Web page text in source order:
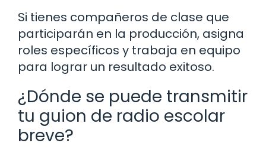
Si tienes compañeros de clase que
participarán en la producción, asigna
roles específicos y trabaja en equipo
para lograr un resultado exitoso.
¿Dónde se puede transmitir
tu guion de radio escolar
breve?